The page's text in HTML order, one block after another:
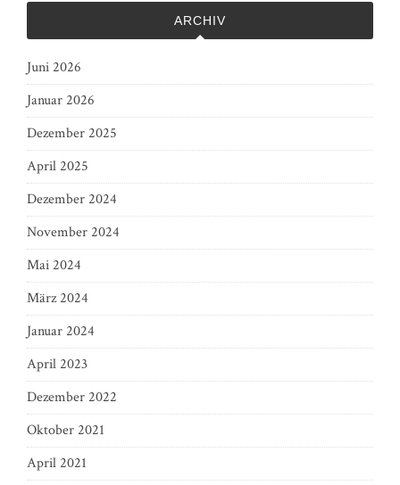
ARCHIV
Juni 2026
Januar 2026
Dezember 2025
April 2025
Dezember 2024
November 2024
Mai 2024
März 2024
Januar 2024
April 2023
Dezember 2022
Oktober 2021
April 2021